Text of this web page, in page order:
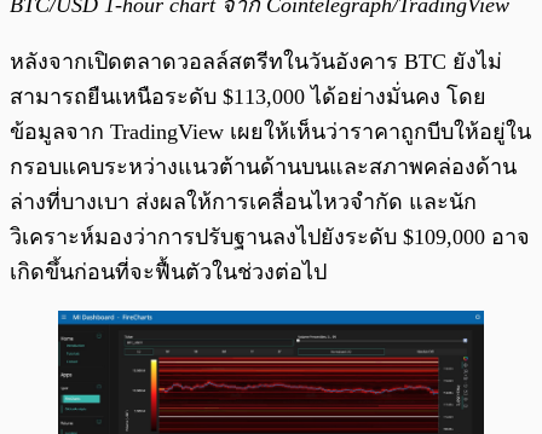
BTC/USD 1-hour chart จาก Cointelegraph/TradingView
หลังจากเปิดตลาดวอลล์สตรีทในวันอังคาร BTC ยังไม่
สามารถยืนเหนือระดับ $113,000 ได้อย่างมั่นคง โดย
ข้อมูลจาก TradingView เผยให้เห็นว่าราคาถูกบีบให้อยู่ใน
กรอบแคบระหว่างแนวต้านด้านบนและสภาพคล่องด้าน
ล่างที่บางเบา ส่งผลให้การเคลื่อนไหวจำกัด และนัก
วิเคราะห์มองว่าการปรับฐานลงไปยังระดับ $109,000 อาจ
เกิดขึ้นก่อนที่จะฟื้นตัวในช่วงต่อไป